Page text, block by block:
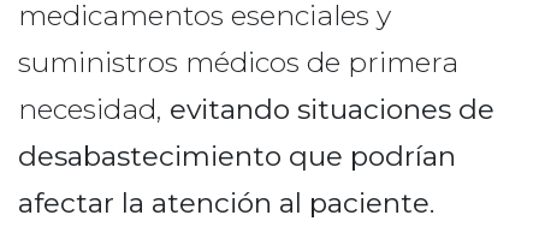
medicamentos esenciales y
suministros médicos de primera
necesidad, evitando situaciones de
desabastecimiento que podrían
afectar la atención al paciente.